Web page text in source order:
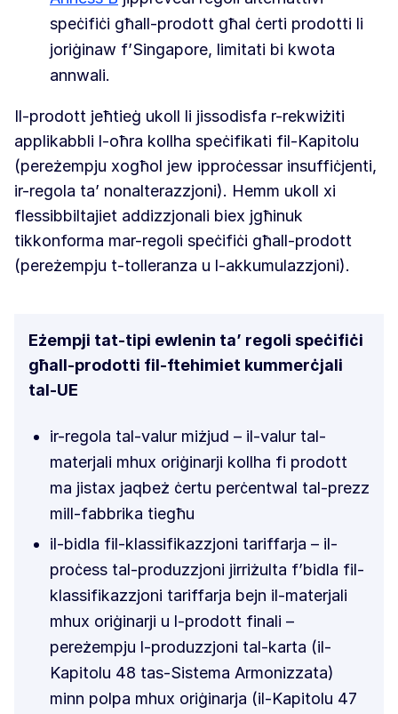
speċifiċi għall-prodott għal ċerti prodotti li
joriġinaw f’Singapore, limitati bi kwota
annwali.
Il-prodott jeħtieġ ukoll li jissodisfa r-rekwiżiti
applikabbli l-oħra kollha speċifikati fil-Kapitolu
(pereżempju xogħol jew ipproċessar insuffiċjenti,
ir-regola ta’ nonalterazzjoni). Hemm ukoll xi
flessibbiltajiet addizzjonali biex jgħinuk
tikkonforma mar-regoli speċifiċi għall-prodott
(pereżempju t-tolleranza u l-akkumulazzjoni).
Eżempji tat-tipi ewlenin ta’ regoli speċifiċi
għall-prodotti fil-ftehimiet kummerċjali
tal-UE
ir-regola tal-valur miżjud – il-valur tal-
materjali mhux oriġinarji kollha fi prodott
ma jistax jaqbeż ċertu perċentwal tal-prezz
mill-fabbrika tiegħu
il-bidla fil-klassifikazzjoni tariffarja – il-
proċess tal-produzzjoni jirriżulta f’bidla fil-
klassifikazzjoni tariffarja bejn il-materjali
mhux oriġinarji u l-prodott finali –
pereżempju l-produzzjoni tal-karta (il-
Kapitolu 48 tas-Sistema Armonizzata)
minn polpa mhux oriġinarja (il-Kapitolu 47